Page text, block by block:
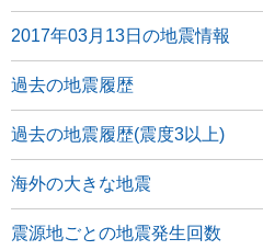
2017年03月13日の地震情報
過去の地震履歴
過去の地震履歴(震度3以上)
海外の大きな地震
震源地ごとの地震発生回数